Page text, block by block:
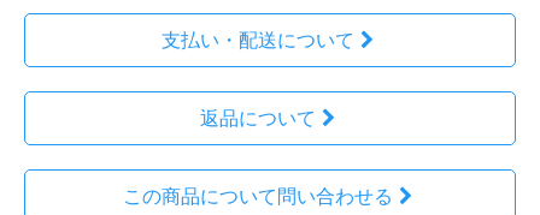
支払い・配送について
返品について
この商品について問い合わせる